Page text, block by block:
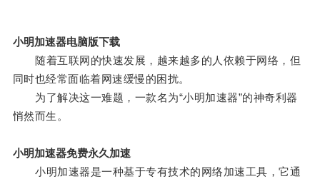
小明加速器电脑版下载
随着互联网的快速发展，越来越多的人依赖于网络，但
同时也经常面临着网速缓慢的困扰。
为了解决这一难题，一款名为“小明加速器”的神奇利器
悄然而生。
小明加速器免费永久加速
小明加速器是一种基于专有技术的网络加速工具，它通